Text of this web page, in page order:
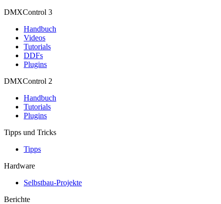
DMXControl 3
Handbuch
Videos
Tutorials
DDFs
Plugins
DMXControl 2
Handbuch
Tutorials
Plugins
Tipps und Tricks
Tipps
Hardware
Selbstbau-Projekte
Berichte